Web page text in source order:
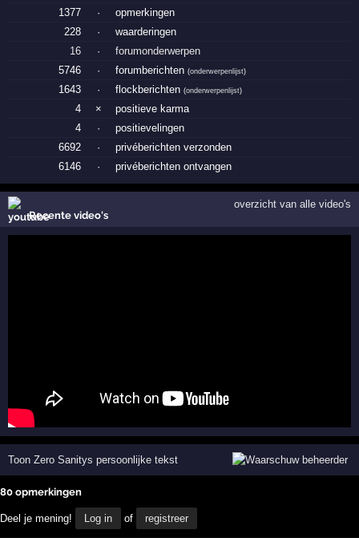
1377
·
opmerkingen
228
·
waarderingen
16
·
forumonderwerpen
5746
· forumberichten(onderwerpenlijst)
1643 · flockberichten(onderwerpenlijst)
4 ×
positieve karma
4
·
positievelingen
6692
·
privéberichten verzonden
6146
· privéberichten ontvangen
Recente video's
overzicht van alle video's
Toon Zero Sanitys persoonlijke tekst
80 opmerkingen
Deel je mening! Log in of registreer